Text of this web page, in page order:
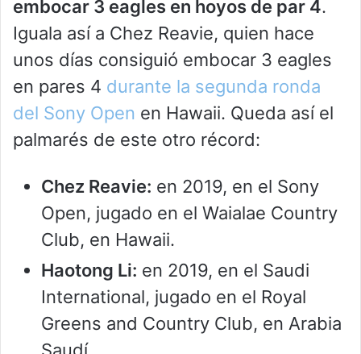
embocar 3 eagles en hoyos de par 4.
Iguala así a Chez Reavie, quien hace
unos días consiguió embocar 3 eagles
en pares 4 durante la segunda ronda
del Sony Open en Hawaii. Queda así el
palmarés de este otro récord:
Chez Reavie: en 2019, en el Sony
Open, jugado en el Waialae Country
Club, en Hawaii.
Haotong Li: en 2019, en el Saudi
International, jugado en el Royal
Greens and Country Club, en Arabia